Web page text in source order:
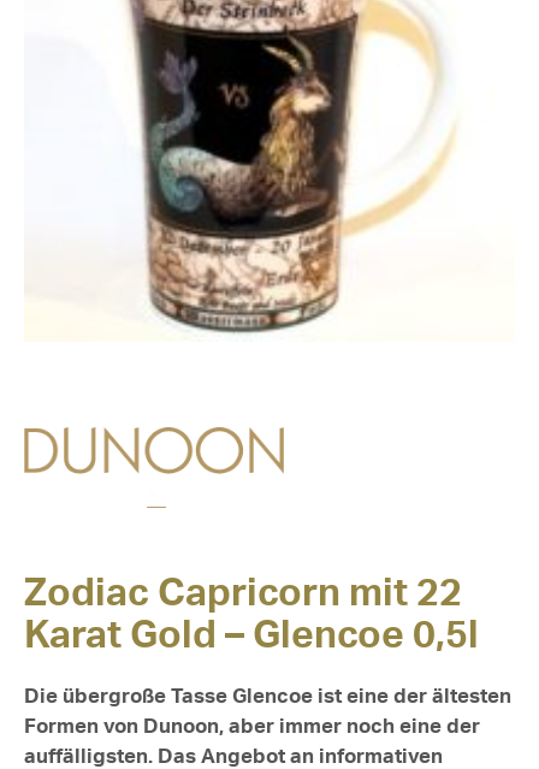
Zodiac Capricorn mit 22
Karat Gold – Glencoe 0,5l
Die übergroße Tasse Glencoe ist eine der ältesten
Formen von Dunoon, aber immer noch eine der
auffälligsten. Das Angebot an informativen